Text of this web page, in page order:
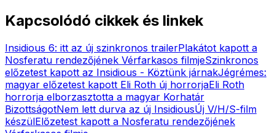
Kapcsolódó cikkek és linkek
Insidious 6: itt az új szinkronos trailerPlakátot kapott a
Nosferatu rendezőjének Vérfarkasos filmjeSzinkronos
előzetest kapott az Insidious - Köztünk járnakJégrémes:
magyar előzetest kapott Eli Roth új horrorjaEli Roth
horrorja elborzasztotta a magyar Korhatár
BizottságotNem lett durva az új InsidiousÚj V/H/S-film
készülElőzetest kapott a Nosferatu rendezőjének